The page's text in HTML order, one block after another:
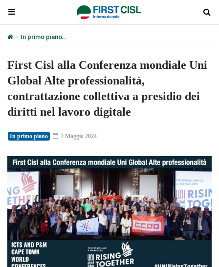
In primo piano
First Cisl alla Conferenza mondiale Uni
Global Alte professionalità,
contrattazione collettiva a presidio dei
diritti nel lavoro digitale
In primo piano 7 Maggio 2024